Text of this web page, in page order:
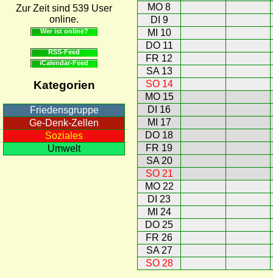
Zur Zeit sind 539 User
online.
Wer ist online?
RSS-Feed
iCalendar-Feed
Kategorien
Friedensgruppe
Ge-Denk-Zellen
Soziales
Umwelt
MO 8
DI 9
MI 10
DO 11
FR 12
SA 13
SO 14
MO 15
DI 16
MI 17
DO 18
FR 19
SA 20
SO 21
MO 22
DI 23
MI 24
DO 25
FR 26
SA 27
SO 28